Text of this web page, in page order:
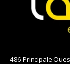
486 Principale